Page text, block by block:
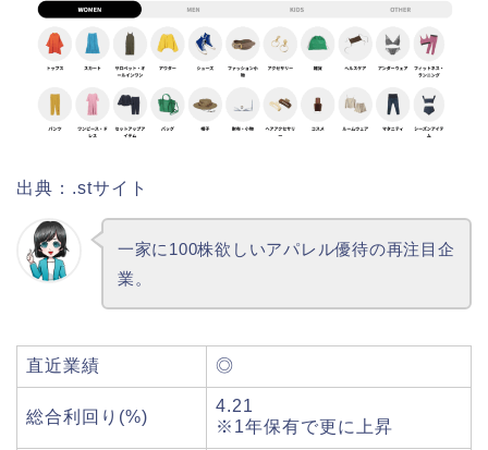
出典：.stサイト
一家に100株欲しいアパレル優待の再注目企
業。
直近業績 ◎
総合利回り(%)
4.21
※1年保有で更に上昇